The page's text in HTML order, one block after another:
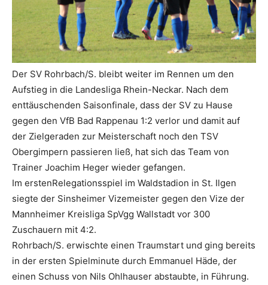
Der SV Rohrbach/S. bleibt weiter im Rennen um den
Aufstieg in die Landesliga Rhein-Neckar. Nach dem
enttäuschenden Saisonfinale, dass der SV zu Hause
gegen den VfB Bad Rappenau 1:2 verlor und damit auf
der Zielgeraden zur Meisterschaft noch den TSV
Obergimpern passieren ließ, hat sich das Team von
Trainer Joachim Heger wieder gefangen.
Im erstenRelegationsspiel im Waldstadion in St. Ilgen
siegte der Sinsheimer Vizemeister gegen den Vize der
Mannheimer Kreisliga SpVgg Wallstadt vor 300
Zuschauern mit 4:2.
Rohrbach/S. erwischte einen Traumstart und ging bereits
in der ersten Spielminute durch Emmanuel Häde, der
einen Schuss von Nils Ohlhauser abstaubte, in Führung.